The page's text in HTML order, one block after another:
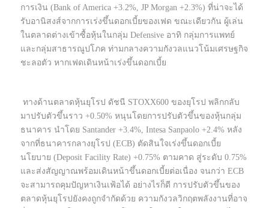
การเงิน (Bank of America +3.2%, JP Morgan +2.3%) ที่น่าจะได้
รับอานิสงส์จากการเร่งขึ้นดอกเบี้ยของเฟด ขณะเดียวกัน ผู้เล่น
ในตลาดต่างเข้าซื้อหุ้นในกลุ่ม Defensive อาทิ กลุ่มการแพทย์
และกลุ่มสาธารณูปโภค ท่ามกลางความกังวลแนวโน้มเศรษฐกิจ
ชะลอตัว หากเฟดเดินหน้าเร่งขึ้นดอกเบี้ย
ทางด้านตลาดหุ้นยุโรป ดัชนี STOXX600 ของยุโรป พลิกกลับ
มาปรับตัวขึ้นราว +0.50% หนุนโดยการปรับตัวขึ้นของหุ้นกลุ่ม
ธนาคาร นำโดย Santander +3.4%, Intesa Sanpaolo +2.4% หลัง
จากที่ธนาคารกลางยุโรป (ECB) ตัดสินใจเร่งขึ้นดอกเบี้ย
นโยบาย (Deposit Facility Rate) +0.75% ตามคาด สู่ระดับ 0.75%
และส่งสัญญาณพร้อมเดินหน้าขึ้นดอกเบี้ยต่อเนื่อง จนกว่า ECB
จะสามารถคุมปัญหาเงินเฟ้อได้ อย่างไรก็ดี การปรับตัวขึ้นของ
ตลาดหุ้นยุโรปยังคงถูกจำกัดด้วย ความกังวลวิกฤตพลังงานที่อาจ